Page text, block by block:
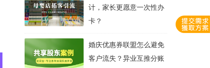
计，家长更愿意一次性办
卡？
婚庆优惠券联盟怎么避免
客户流失？异业互推分账